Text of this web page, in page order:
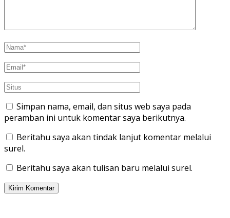
Simpan nama, email, dan situs web saya pada
peramban ini untuk komentar saya berikutnya.
Beritahu saya akan tindak lanjut komentar melalui
surel.
Beritahu saya akan tulisan baru melalui surel.